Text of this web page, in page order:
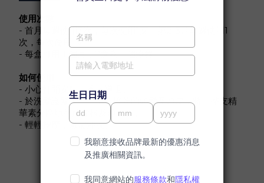
使用次數
- 首月每週使用3次，每次使用1支，第2-3月每週使用1
次，每次使用1支。
- 每盒可用 1 個月，2盒為一個療程。
如何使用
- 小心打開安瓶，置上導咀。
- 於洗髮護髮後，用毛巾擦乾的頭髮及頭皮，將一整支精
華素分區地塗於髮根及頭皮。。
- 輕輕按摩，無需沖洗。